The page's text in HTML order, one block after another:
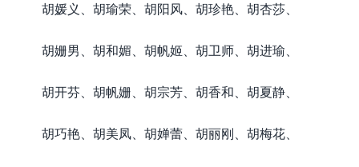
胡媛义、胡瑜荣、胡阳风、胡珍艳、胡杏莎、
胡姗男、胡和媚、胡帆姬、胡卫师、胡进瑜、
胡开芬、胡帆姗、胡宗芳、胡香和、胡夏静、
胡巧艳、胡美凤、胡婵蕾、胡丽刚、胡梅花、